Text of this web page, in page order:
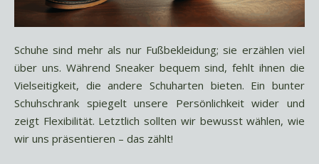
Schuhe sind mehr als nur Fußbekleidung; sie erzählen viel
über uns. Während Sneaker bequem sind, fehlt ihnen die
Vielseitigkeit, die andere Schuharten bieten. Ein bunter
Schuhschrank spiegelt unsere Persönlichkeit wider und
zeigt Flexibilität. Letztlich sollten wir bewusst wählen, wie
wir uns präsentieren – das zählt!